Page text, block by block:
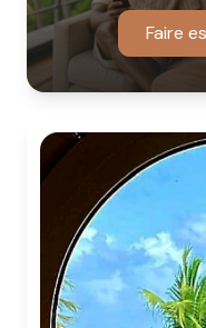
Faire